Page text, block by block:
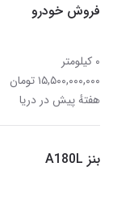
فروش خودرو
۰ کیلومتر
۱۵,۵۰۰,۰۰۰,۰۰۰ تومان
هفتهٔ پیش در دریا
بنز A180L